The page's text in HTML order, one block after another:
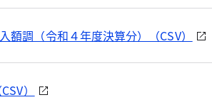
額調（令和４年度決算分）（CSV）
）